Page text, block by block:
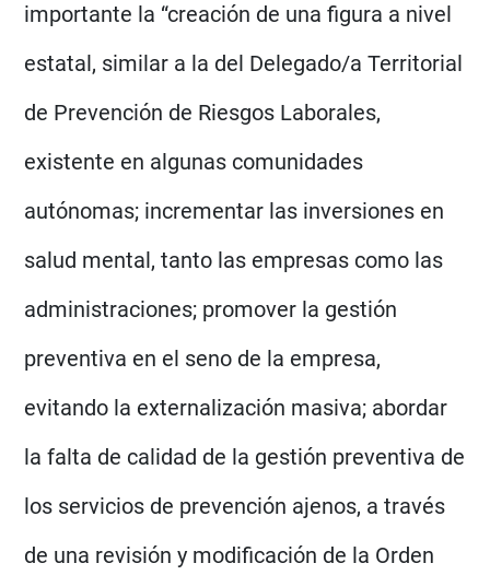
importante la “creación de una figura a nivel
estatal, similar a la del Delegado/a Territorial
de Prevención de Riesgos Laborales,
existente en algunas comunidades
autónomas; incrementar las inversiones en
salud mental, tanto las empresas como las
administraciones; promover la gestión
preventiva en el seno de la empresa,
evitando la externalización masiva; abordar
la falta de calidad de la gestión preventiva de
los servicios de prevención ajenos, a través
de una revisión y modificación de la Orden